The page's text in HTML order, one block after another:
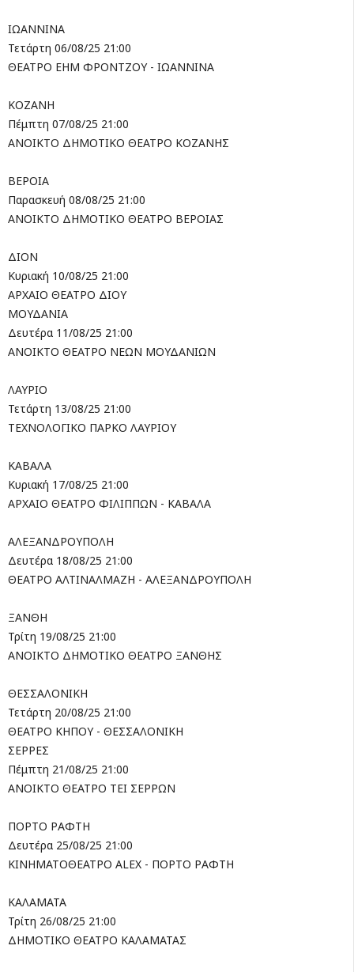
ΙΩΑΝΝΙΝΑ
Τετάρτη 06/08/25 21:00
ΘΕΑΤΡΟ ΕΗΜ ΦΡΟΝΤΖΟΥ - ΙΩΑΝΝΙΝΑ
ΚΟΖΑΝΗ
Πέμπτη 07/08/25 21:00
ΑΝΟΙΚΤΟ ΔΗΜΟΤΙΚΟ ΘΕΑΤΡΟ ΚΟΖΑΝΗΣ
ΒΕΡΟΙΑ
Παρασκευή 08/08/25 21:00
ΑΝΟΙΚΤΟ ΔΗΜΟΤΙΚΟ ΘΕΑΤΡΟ ΒΕΡΟΙΑΣ
ΔΙΟΝ
Κυριακή 10/08/25 21:00
ΑΡΧΑΙΟ ΘΕΑΤΡΟ ΔΙΟΥ
ΜΟΥΔΑΝΙΑ
Δευτέρα 11/08/25 21:00
ΑΝΟΙΚΤΟ ΘΕΑΤΡΟ ΝΕΩΝ ΜΟΥΔΑΝΙΩΝ
ΛΑΥΡΙΟ
Τετάρτη 13/08/25 21:00
ΤΕΧΝΟΛΟΓΙΚΟ ΠΑΡΚΟ ΛΑΥΡΙΟΥ
ΚΑΒΑΛΑ
Κυριακή 17/08/25 21:00
ΑΡΧΑΙΟ ΘΕΑΤΡΟ ΦΙΛΙΠΠΩΝ - ΚΑΒΑΛΑ
ΑΛΕΞΑΝΔΡΟΥΠΟΛΗ
Δευτέρα 18/08/25 21:00
ΘΕΑΤΡΟ ΑΛΤΙΝΑΛΜΑΖΗ - ΑΛΕΞΑΝΔΡΟΥΠΟΛΗ
ΞΑΝΘΗ
Τρίτη 19/08/25 21:00
ΑΝΟΙΚΤΟ ΔΗΜΟΤΙΚΟ ΘΕΑΤΡΟ ΞΑΝΘΗΣ
ΘΕΣΣΑΛΟΝΙΚΗ
Τετάρτη 20/08/25 21:00
ΘΕΑΤΡΟ ΚΗΠΟΥ - ΘΕΣΣΑΛΟΝΙΚΗ
ΣΕΡΡΕΣ
Πέμπτη 21/08/25 21:00
ΑΝΟΙΚΤΟ ΘΕΑΤΡΟ ΤΕΙ ΣΕΡΡΩΝ
ΠΟΡΤΟ ΡΑΦΤΗ
Δευτέρα 25/08/25 21:00
ΚΙΝΗΜΑΤΟΘΕΑΤΡΟ ALEX - ΠΟΡΤΟ ΡΑΦΤΗ
ΚΑΛΑΜΑΤΑ
Τρίτη 26/08/25 21:00
ΔΗΜΟΤΙΚΟ ΘΕΑΤΡΟ ΚΑΛΑΜΑΤΑΣ